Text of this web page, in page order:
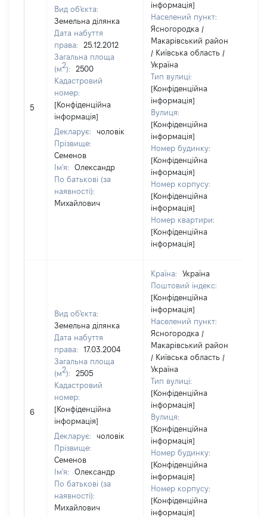
5
Вид об'єкта:
Земельна ділянка
Дата набуття
права:
25.12.2012
Загальна площа
(м2):
2500
Кадастровий
номер:
[Конфіденційна
інформація]
Декларує:
чоловік
Прізвище:
Семенов
Ім'я:
Олександр
По батькові (за
наявності):
Михайлович
інформація]
Населений пункт:
Ясногородка /
Макарівський район
/ Київська область /
Україна
Тип вулиці:
[Конфіденційна
інформація]
Вулиця:
[Конфіденційна
інформація]
Номер будинку:
[Конфіденційна
інформація]
Номер корпусу:
[Конфіденційна
інформація]
Номер квартири:
[Конфіденційна
інформація]
6
Вид об'єкта:
Земельна ділянка
Дата набуття
права:
17.03.2004
Загальна площа
(м2):
2505
Кадастровий
номер:
[Конфіденційна
інформація]
Декларує:
чоловік
Прізвище:
Семенов
Ім'я:
Олександр
По батькові (за
наявності):
Михайлович
Країна:
Україна
Поштовий індекс:
[Конфіденційна
інформація]
Населений пункт:
Ясногородка /
Макарівський район
/ Київська область /
Україна
Тип вулиці:
[Конфіденційна
інформація]
Вулиця:
[Конфіденційна
інформація]
Номер будинку:
[Конфіденційна
інформація]
Номер корпусу:
[Конфіденційна
інформація]